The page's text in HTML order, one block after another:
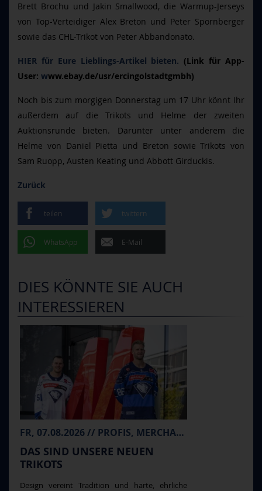
Brett Brochu und Jakin Smallwood, die Warmup-Jerseys
von Top-Verteidiger Alex Breton und Peter Spornberger
sowie das CHL-Trikot von Peter Abbandonato.
HIER für Eure Lieblings-Artikel bieten. (Link für App-
User: www.ebay.de/usr/ercingolstadtgmbh)
Noch bis zum morgigen Donnerstag um 17 Uhr könnt Ihr
außerdem auf die Trikots und Helme der zweiten
Auktionsrunde bieten. Darunter unter anderem die
Helme von Daniel Pietta und Breton sowie Trikots von
Sam Ruopp, Austen Keating und Abbott Girduckis.
Zurück
teilen twittern
WhatsApp E-Mail
DIES KÖNNTE SIE AUCH
INTERESSIEREN
FR, 07.08.2026 // PROFIS, MERCHANDISE
DAS SIND UNSERE NEUEN
TRIKOTS
Design vereint Tradition und harte, ehrliche